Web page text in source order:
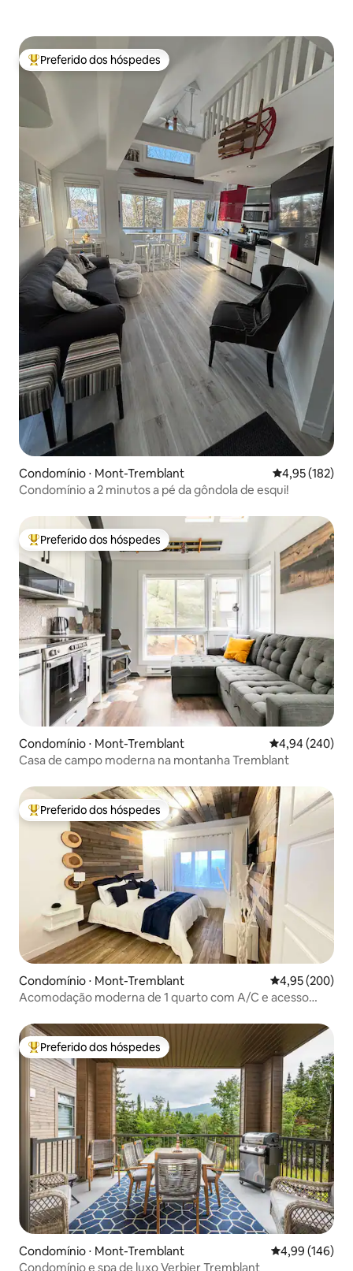
Entre os melhores preferidos dos hóspedes
Preferido dos hóspedes
Condomínio ⋅ Mont-Tremblant 4,95 de uma
4,95 (182)
Condomínio a 2 minutos a pé da gôndola de esqui!
Entre os melhores preferidos dos hóspedes
Preferido dos hóspedes
Condomínio ⋅ Mont-Tremblant 4,94 de uma
4,94 (240)
Casa de campo moderna na montanha Tremblant
Entre os melhores preferidos dos hóspedes
Preferido dos hóspedes
Condomínio ⋅ Mont-Tremblant 4,95 de uma
4,95 (200)
Acomodação moderna de 1 quarto com A/C e acesso
Entre os melhores preferidos dos hóspedes
Preferido dos hóspedes
Condomínio ⋅ Mont-Tremblant 4,99 de uma
4,99 (146)
Condomínio e spa de luxo Verbier Tremblant